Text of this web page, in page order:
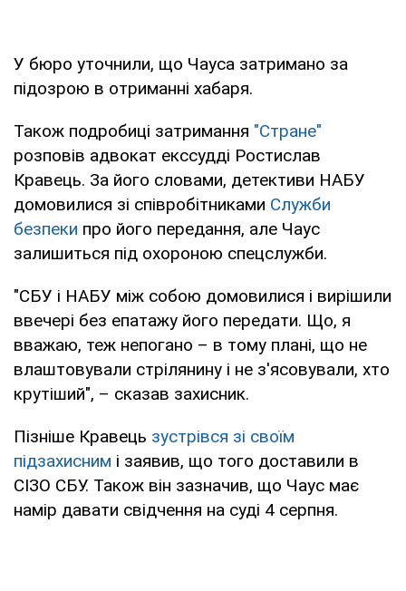
У бюро уточнили, що Чауса затримано за
підозрою в отриманні хабаря.
Також подробиці затримання "Стране"
розповів адвокат екссудді Ростислав
Кравець. За його словами, детективи НАБУ
домовилися зі співробітниками Служби
безпеки про його передання, але Чаус
залишиться під охороною спецслужби.
"СБУ і НАБУ між собою домовилися і вирішили
ввечері без епатажу його передати. Що, я
вважаю, теж непогано – в тому плані, що не
влаштовували стрілянину і не з'ясовували, хто
крутіший", – сказав захисник.
Пізніше Кравець зустрівся зі своїм
підзахисним і заявив, що того доставили в
СІЗО СБУ. Також він зазначив, що Чаус має
намір давати свідчення на суді 4 серпня.